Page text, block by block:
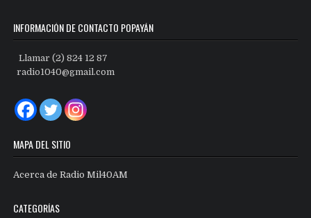
INFORMACIÓN DE CONTACTO POPAYÁN
Llamar (2) 824 12 87
radio1040@gmail.com
MAPA DEL SITIO
Acerca de Radio Mil40AM
CATEGORÍAS